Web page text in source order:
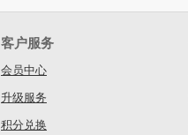
客户服务
会员中心
升级服务
积分兑换